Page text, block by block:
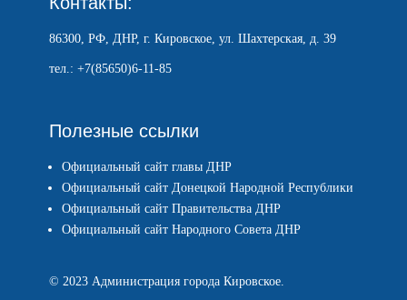
86300, РФ, ДНР, г. Кировское, ул. Шахтерская, д. 39
тел.: +7(85650)6-11-85
Полезные ссылки
Официальный сайт главы ДНР
Официальный сайт Донецкой Народной Республики
Официальный сайт Правительства ДНР
Официальный сайт Народного Совета ДНР
© 2023 Администрация города Кировское.